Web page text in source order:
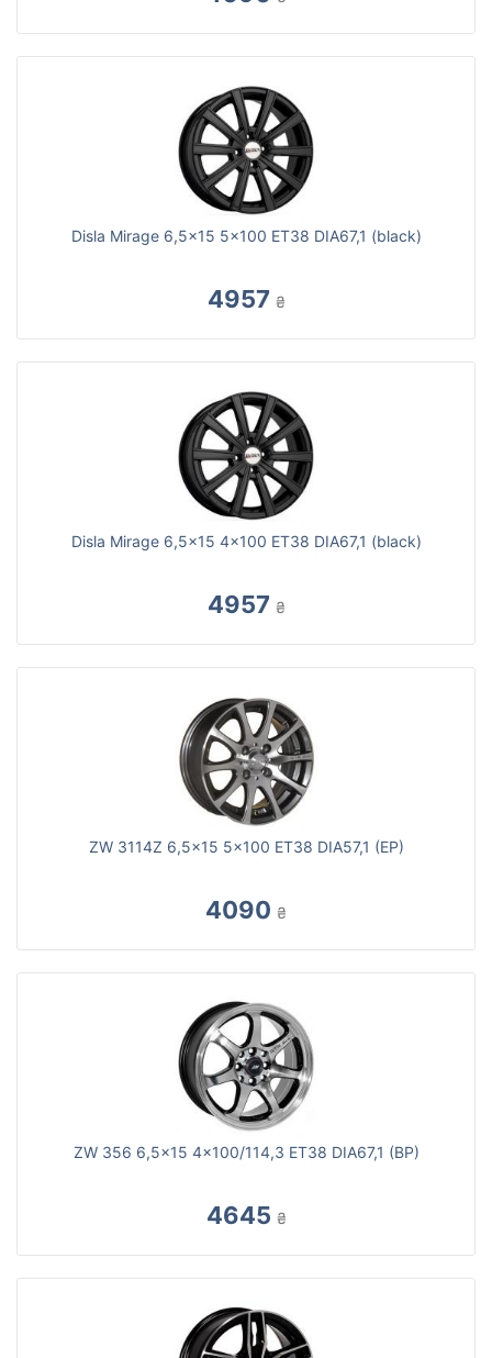
Disla Mirage 6,5x15 5x100 ET38 DIA67,1 (black)
4957 ₴
Disla Mirage 6,5x15 4x100 ET38 DIA67,1 (black)
4957 ₴
ZW 3114Z 6,5x15 5x100 ET38 DIA57,1 (EP)
4090 ₴
ZW 356 6,5x15 4x100/114,3 ET38 DIA67,1 (BP)
4645 ₴